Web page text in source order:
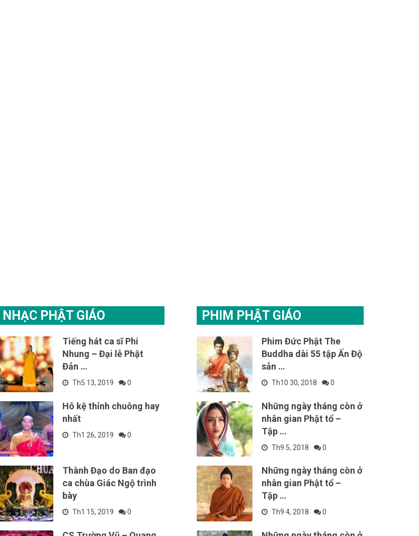
NHẠC PHẬT GIÁO
Tiếng hát ca sĩ Phi
Nhung – Đại lễ Phật
Đản …
Th5 13, 2019 0
Hô kệ thỉnh chuông hay
nhất
Th1 26, 2019 0
Thành Đạo do Ban đạo
ca chùa Giác Ngộ trình
bày
Th1 15, 2019 0
PHIM PHẬT GIÁO
Phim Đức Phật The
Buddha dài 55 tập Ấn Độ
sản …
Th10 30, 2018 0
Những ngày tháng còn ở
nhân gian Phật tổ –
Tập …
Th9 5, 2018 0
Những ngày tháng còn ở
nhân gian Phật tổ –
Tập …
Th9 4, 2018 0